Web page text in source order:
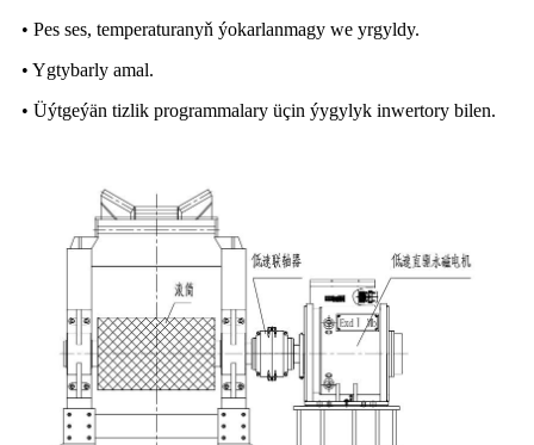
• Pes ses, temperaturanyň ýokarlanmagy we yrgyldy.
• Ygtybarly amal.
• Üýtgeýän tizlik programmalary üçin ýygylyk inwertory bilen.